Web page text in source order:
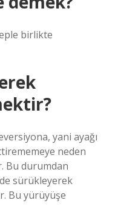
birlikte
yani ayağı
neden
Bu durumdan
sürükleyerek
Bu yürüyüşe